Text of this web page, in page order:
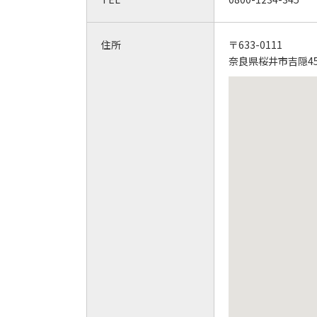
住所
〒633-0111
奈良県桜井市吉隠